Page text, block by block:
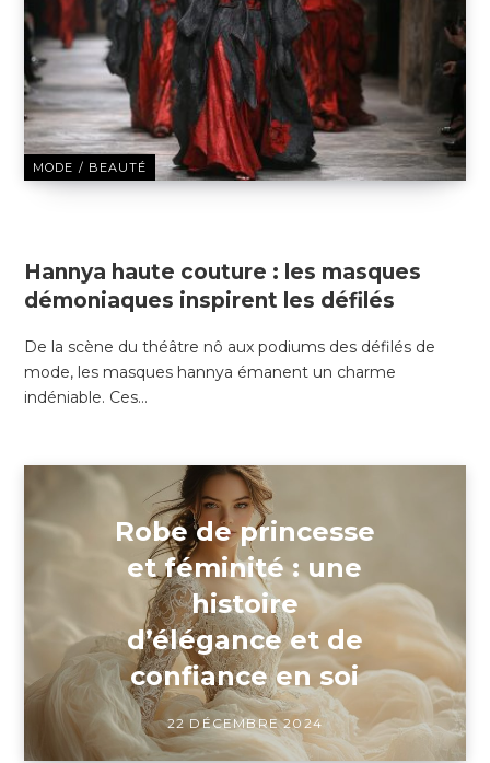
MODE / BEAUTÉ
Hannya haute couture : les masques
démoniaques inspirent les défilés
De la scène du théâtre nô aux podiums des défilés de
mode, les masques hannya émanent un charme
indéniable. Ces…
Robe de princesse
et féminité : une
histoire
d’élégance et de
confiance en soi
22 DÉCEMBRE 2024